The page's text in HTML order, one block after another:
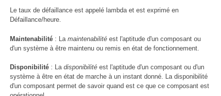
Le taux de défaillance est appelé lambda et est exprimé en
Défaillance/heure.
Maintenabilité : La maintenabilité est l'aptitude d'un composant ou
d'un système à être maintenu ou remis en état de fonctionnement.
Disponibilité : La disponibilité est l'aptitude d'un composant ou d'un
système à être en état de marche à un instant donné. La disponibilité
d'un composant permet de savoir quand est ce que ce composant est